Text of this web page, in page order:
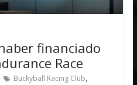
financiado
Race
Buckyball Racing Club,